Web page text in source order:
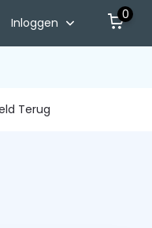
Inloggen
0
Terug